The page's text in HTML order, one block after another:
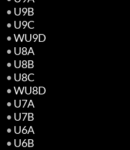
• U9B
• U9C
•WU9D
• U8A
• U8B
• U8C
•WU8D
• U7A
• U7B
• U6A
• U6B